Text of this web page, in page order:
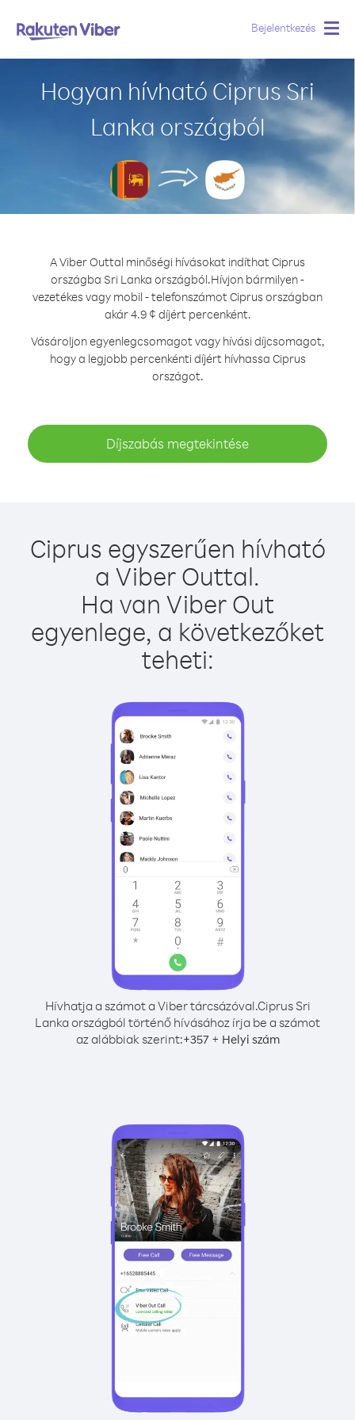
Bejelentkezés
Hogyan hívható Ciprus Sri
Lanka országból
A Viber Outtal minőségi hívásokat indíthat Ciprus
országba Sri Lanka országból.Hívjon bármilyen -
vezetékes vagy mobil - telefonszámot Ciprus országban
akár 4.9 ¢ díjért percenként.
Vásároljon egyenlegcsomagot vagy hívási díjcsomagot,
hogy a legjobb percenkénti díjért hívhassa Ciprus
országot.
Díjszabás megtekintése
Ciprus egyszerűen hívható
a Viber Outtal.
Ha van Viber Out
egyenlege, a következőket
teheti:
Hívhatja a számot a Viber tárcsázóval.Ciprus Sri
Lanka országból történő hívásához írja be a számot
az alábbiak szerint:+357+ Helyi szám